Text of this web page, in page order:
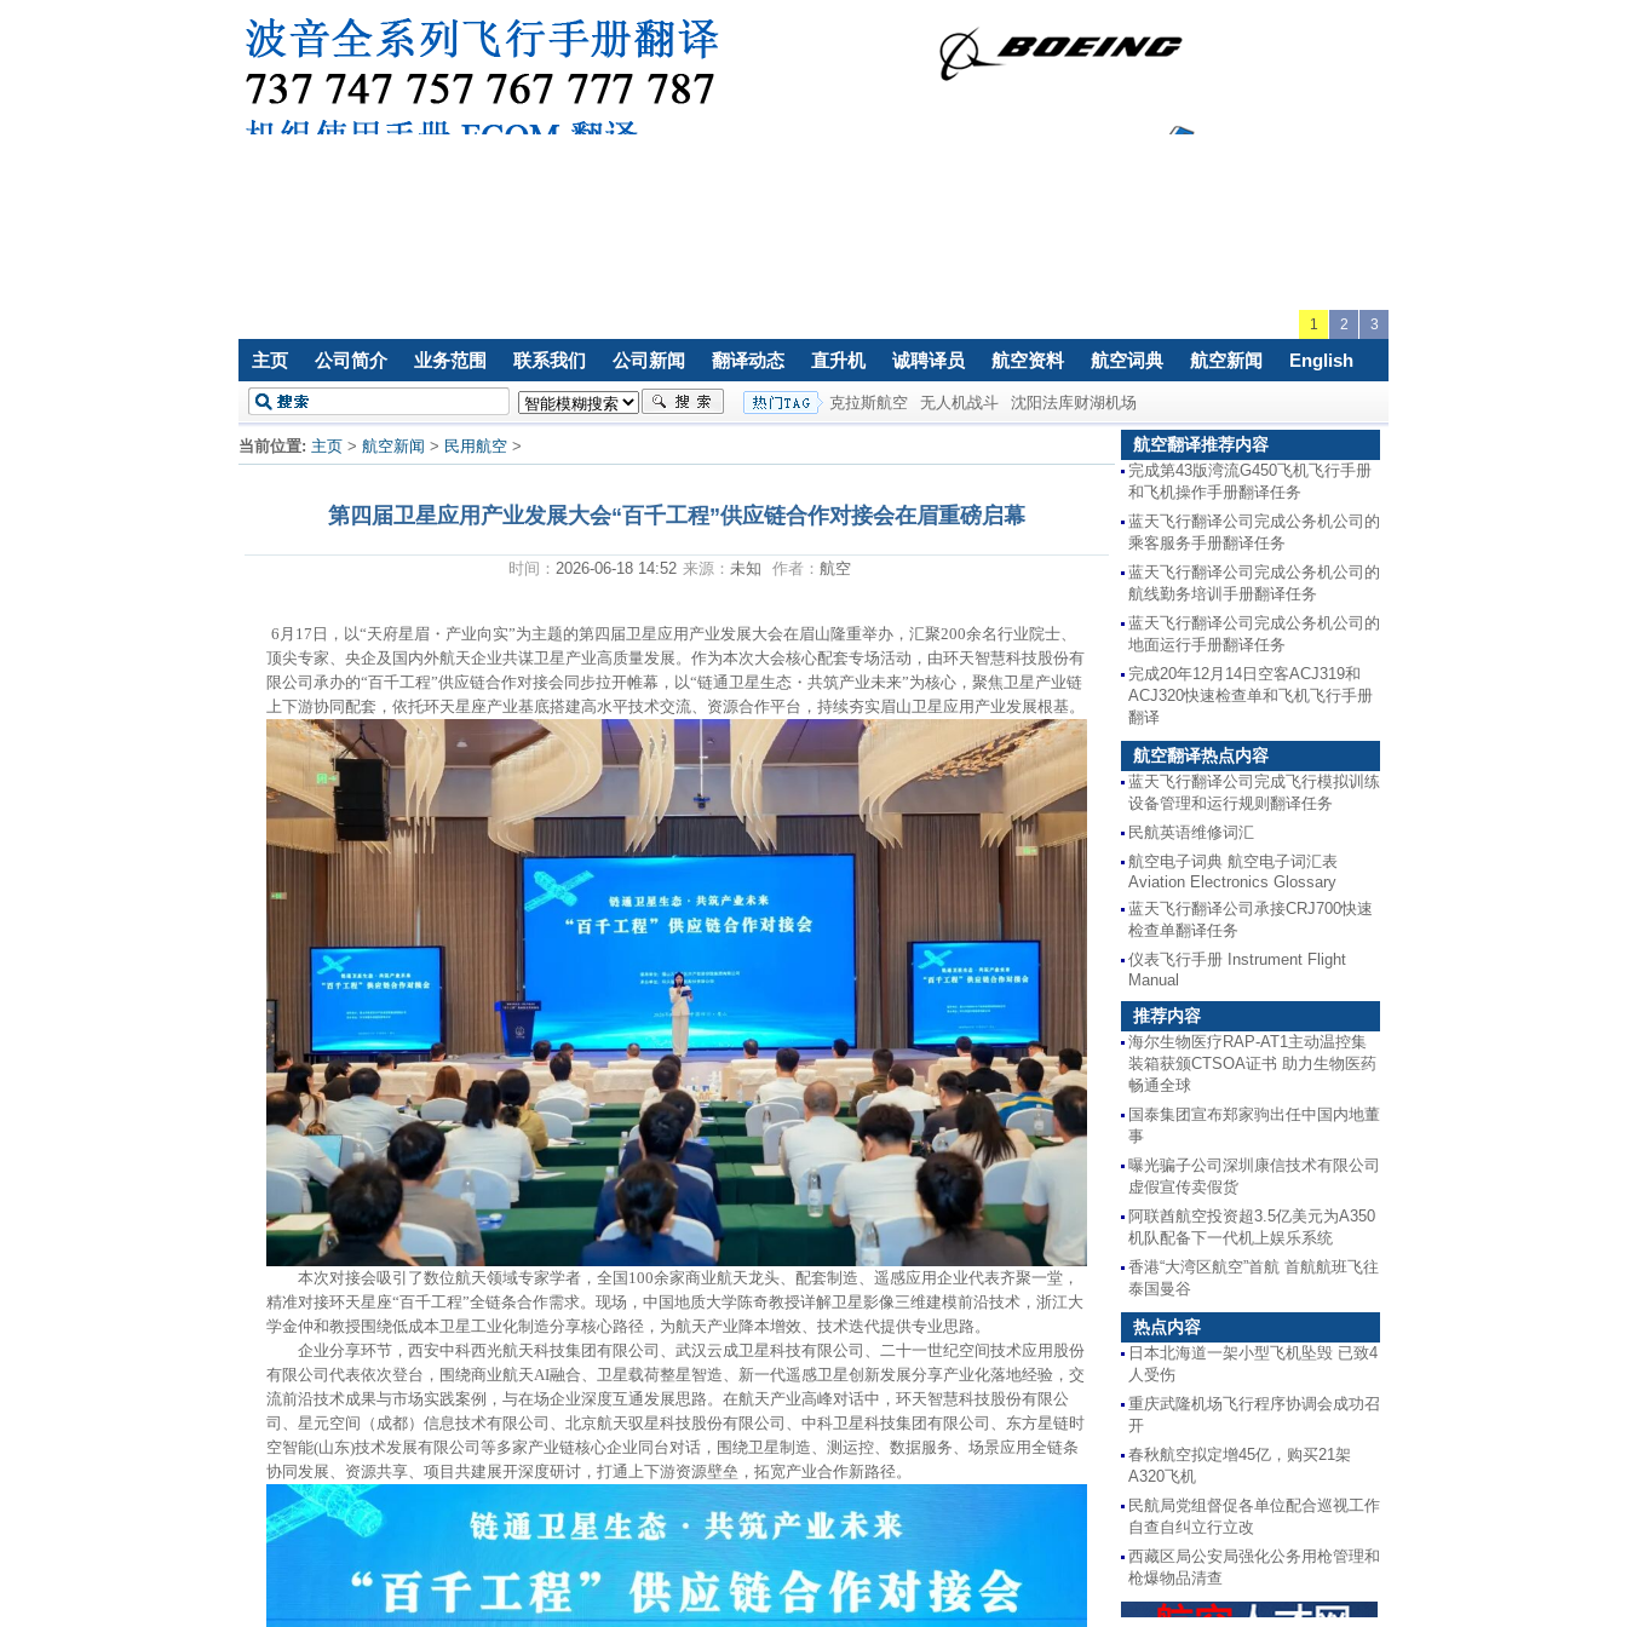
1 2 3
主页 公司简介 业务范围 联系我们 公司新闻 翻译动态 直升机 诚聘译员 航空资料 航空词典 航空新闻 English
克拉斯航空 无人机战斗 沈阳法库财湖机场
当前位置: 主页 > 航空新闻 > 民用航空 >
第四届卫星应用产业发展大会“百千工程”供应链合作对接会在眉重磅启幕
时间： 2026-06-18 14:52 来源： 未知 作者： 航空
6月17日，以“天府星眉・产业向实”为主题的第四届卫星应用产业发展大会在眉山隆重举办，汇聚200余名行业院士、
顶尖专家、央企及国内外航天企业共谋卫星产业高质量发展。作为本次大会核心配套专场活动，由环天智慧科技股份有
限公司承办的“百千工程”供应链合作对接会同步拉开帷幕，以“链通卫星生态・共筑产业未来”为核心，聚焦卫星产业链
上下游协同配套，依托环天星座产业基底搭建高水平技术交流、资源合作平台，持续夯实眉山卫星应用产业发展根基。
本次对接会吸引了数位航天领域专家学者，全国100余家商业航天龙头、配套制造、遥感应用企业代表齐聚一堂，
精准对接环天星座“百千工程”全链条合作需求。现场，中国地质大学陈奇教授详解卫星影像三维建模前沿技术，浙江大
学金仲和教授围绕低成本卫星工业化制造分享核心路径，为航天产业降本增效、技术迭代提供专业思路。
企业分享环节，西安中科西光航天科技集团有限公司、武汉云成卫星科技有限公司、二十一世纪空间技术应用股份
有限公司代表依次登台，围绕商业航天AI融合、卫星载荷整星智造、新一代遥感卫星创新发展分享产业化落地经验，交
流前沿技术成果与市场实践案例，与在场企业深度互通发展思路。在航天产业高峰对话中，环天智慧科技股份有限公
司、星元空间（成都）信息技术有限公司、北京航天驭星科技股份有限公司、中科卫星科技集团有限公司、东方星链时
空智能(山东)技术发展有限公司等多家产业链核心企业同台对话，围绕卫星制造、测运控、数据服务、场景应用全链条
协同发展、资源共享、项目共建展开深度研讨，打通上下游资源壁垒，拓宽产业合作新路径。
航空翻译推荐内容
完成第43版湾流G450飞机飞行手册
和飞机操作手册翻译任务
蓝天飞行翻译公司完成公务机公司的
乘客服务手册翻译任务
蓝天飞行翻译公司完成公务机公司的
航线勤务培训手册翻译任务
蓝天飞行翻译公司完成公务机公司的
地面运行手册翻译任务
完成20年12月14日空客ACJ319和
ACJ320快速检查单和飞机飞行手册
翻译
航空翻译热点内容
蓝天飞行翻译公司完成飞行模拟训练
设备管理和运行规则翻译任务
民航英语维修词汇
航空电子词典 航空电子词汇表
Aviation Electronics Glossary
蓝天飞行翻译公司承接CRJ700快速
检查单翻译任务
仪表飞行手册 Instrument Flight
Manual
推荐内容
海尔生物医疗RAP-AT1主动温控集
装箱获颁CTSOA证书 助力生物医药
畅通全球
国泰集团宣布郑家驹出任中国内地董
事
曝光骗子公司深圳康信技术有限公司
虚假宣传卖假货
阿联酋航空投资超3.5亿美元为A350
机队配备下一代机上娱乐系统
香港“大湾区航空”首航 首航航班飞往
泰国曼谷
热点内容
日本北海道一架小型飞机坠毁 已致4
人受伤
重庆武隆机场飞行程序协调会成功召
开
春秋航空拟定增45亿，购买21架
A320飞机
民航局党组督促各单位配合巡视工作
自查自纠立行立改
西藏区局公安局强化公务用枪管理和
枪爆物品清查